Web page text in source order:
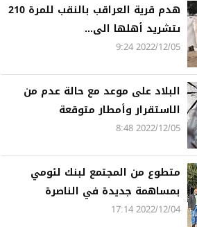
هدم قرية العراقب بالنقب للمرة 210
ىتشريد أهلها الى...
2022/12/05 9:24
البلاد على موعد مع حالة عدم من
الاستقرار وأمطار متوقعة
2022/12/05 8:48
متطوع من المجتمع لبنك لئومي
بمساهمة جديدة في الناصرة
2022/12/04 17:14